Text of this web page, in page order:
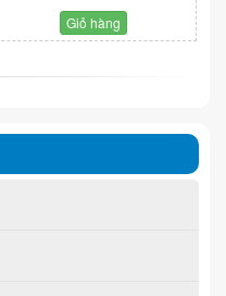
Giỏ hàng